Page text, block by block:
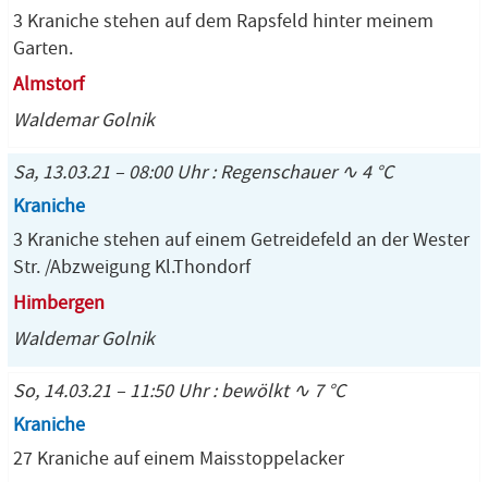
3 Kraniche stehen auf dem Rapsfeld hinter meinem
Garten.
Almstorf
Waldemar Golnik
Sa, 13.03.21 – 08:00 Uhr : Regenschauer ∿ 4 °C
Kraniche
3 Kraniche stehen auf einem Getreidefeld an der Wester
Str. /Abzweigung Kl.Thondorf
Himbergen
Waldemar Golnik
So, 14.03.21 – 11:50 Uhr : bewölkt ∿ 7 °C
Kraniche
27 Kraniche auf einem Maisstoppelacker